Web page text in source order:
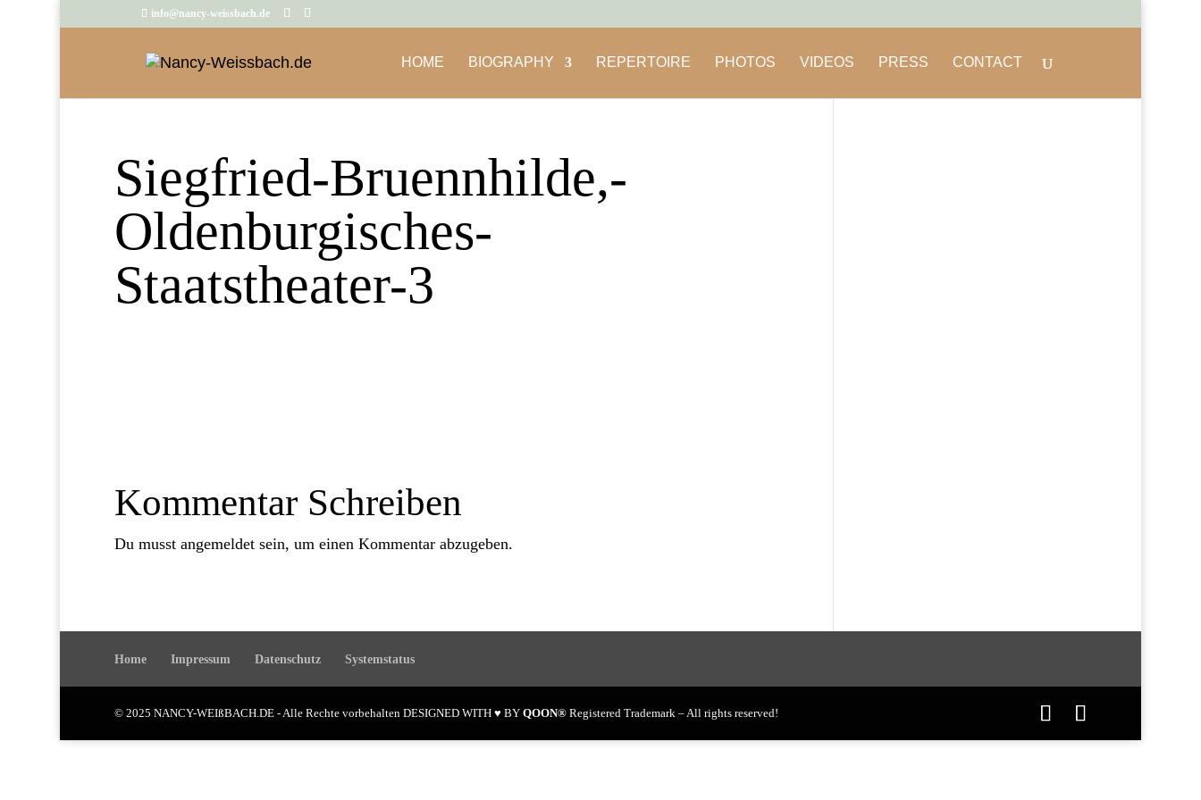
info@nancy-weissbach.de
HOME BIOGRAPHY REPERTOIRE PHOTOS VIDEOS PRESS CONTACT
Siegfried-Bruennhilde,-
Oldenburgisches-
Staatstheater-3
Kommentar Schreiben
Du musst angemeldetsein, um einen Kommentar abzugeben.
Home Impressum Datenschutz Systemstatus
© 2025 NANCY-WEIßBACH.DE - Alle Rechte vorbehalten DESIGNED WITH ♥ BY QOON®Registered Trademark – All rights reserved!